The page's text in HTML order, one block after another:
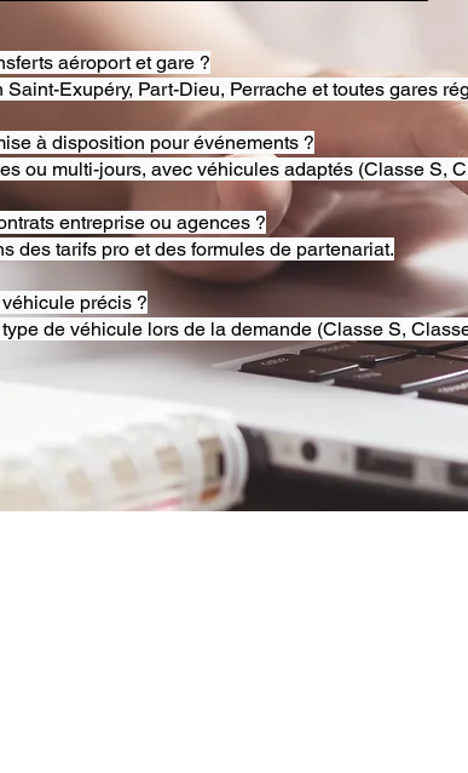
aéroport et gare ?
Exupéry, Part-Dieu, Perrache et toutes gares
à disposition pour événements ?
ou multi-jours, avec véhicules adaptés (Classe S,
entreprise ou agences ?
des tarifs pro et des formules de partenariat.
précis ?
de véhicule lors de la demande (Classe S,